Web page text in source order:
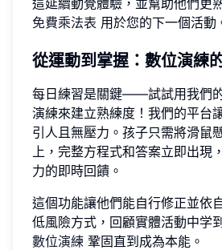
免費乘法表 用於您的下一個活動
從運動到掌握：數位演練
每日練習是關鍵——試試用我們
演練來建立熟練度！我們的平台
引人且無壓力。孩子只需將滑鼠
上，完整方程式和答案立即出現
力的即時回饋。
這個功能讓他們能自行修正並依
低風險方式，回顧實體活動中学
數位演練 鞏固直到成為本能。